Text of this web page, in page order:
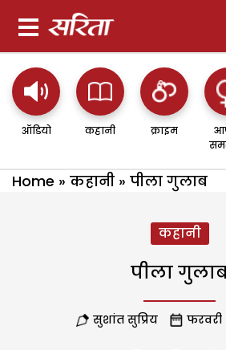
ऑडियो कहानी क्राइम
Home » कहानी » पीला गुलाब
कहानी
पीला
सुशांत सुप्रिय फरवरी